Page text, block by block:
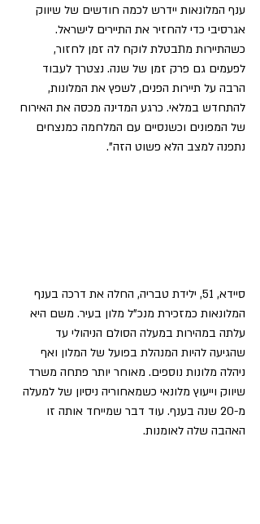
ענף המלונאות יידרש לכמה חודשים של שיווק
אגרסיבי כדי להחזיר את התיירים לישראל.
כשהתיירות מתבטלת לוקח לה זמן לחזור,
לפעמים גם פרק זמן של שנה. נצטרך לעבוד
הרבה על תיירות הפנים, לשפץ את המלונות,
להתחדש במלאי. כרגע המדינה מכסה את האירוח
של המפונים וכשנסיים עם המלחמה כמנצחים
נתפנה למצב הלא פשוט הזה".
סיידא, 51, ילידת טבריה, החלה את דרכה בענף
המלונאות כמזכירת מנכ"ל מלון בעיר. משם היא
עלתה במהירות במעלה הסולם הניהולי עד
שהגיעה להיות המנהלת בפועל של המלון ואף
ניהלה מלונות נוספים. מאוחר יותר פתחה משרד
שיווק וייעוץ מלונאי כשמאחוריה ניסיון של למעלה
מ-20 שנה בענף. עוד דבר שמייחד אותה זו
האהבה שלה לאומנות.